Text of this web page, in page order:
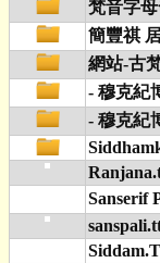
梵音字
簡豐祺
網站-古
- 穆克紀
- 穆克紀
Sanserif